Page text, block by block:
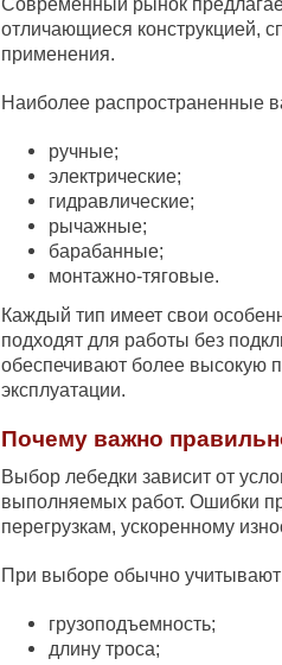
отличающиеся конструкцией,
применения.
Наиболее распространенные
ручные;
электрические;
гидравлические;
рычажные;
барабанные;
монтажно-тяговые.
Каждый тип имеет свои
подходят для работы без
обеспечивают более высокую
эксплуатации.
Почему важно
Выбор лебедки зависит от
выполняемых работ. Ошибки
перегрузкам, ускоренному
При выборе обычно
грузоподъемность;
длину троса;